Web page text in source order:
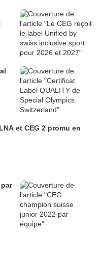
et CEG 2 promu en